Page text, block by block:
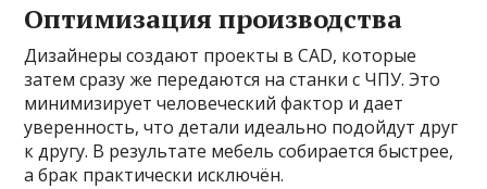
Оптимизация производства
Дизайнеры создают проекты в CAD, которые
затем сразу же передаются на станки с ЧПУ. Это
минимизирует человеческий фактор и дает
уверенность, что детали идеально подойдут друг
к другу. В результате мебель собирается быстрее,
а брак практически исключён.